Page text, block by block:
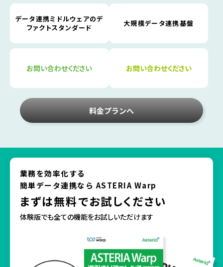
データ連携ミドルウェアのデ
ファクトスタンダード
お問い合わせください
大規模データ連携基盤
お問い合わせください
料金プランへ
業務を効率化する
簡単データ連携なら ASTERIA Warp
まずは無料でお試しください
体験版でも全ての機能をお試しいただけます